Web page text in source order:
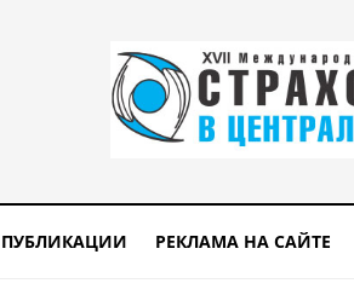
ПУБЛИКАЦИИ РЕКЛАМА НА САЙТЕ